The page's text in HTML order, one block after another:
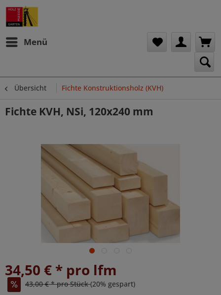
Menü
Übersicht Fichte Konstruktionsholz (KVH)
Fichte KVH, NSi, 120x240 mm
34,50 € * pro lfm
43,00 € * pro Stück(20% gespart)